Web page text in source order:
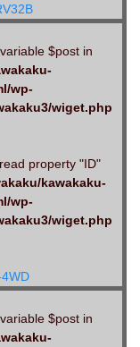
$post in
wp-
wiget.php
property "ID"
kawakaku-
wp-
wiget.php
$post in